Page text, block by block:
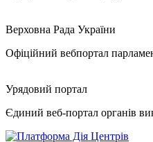
Верховна Рада України
Офіційний вебпортал
Урядовий портал
Єдиний веб-портал органів